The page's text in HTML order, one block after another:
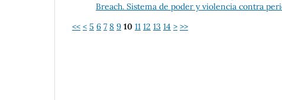
Breach. Sistema de poder y violencia contra
<< < 5 6 7 8 9 10 11 12 13 14 > >>